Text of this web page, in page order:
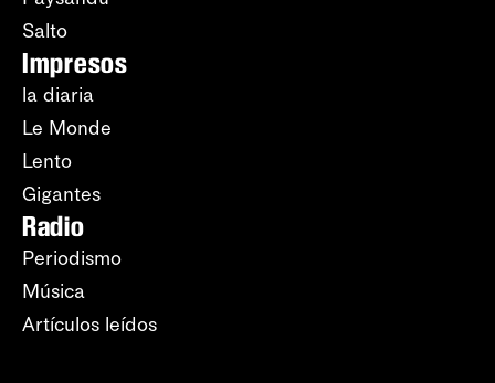
Salto
Impresos
la diaria
Le Monde
Lento
Gigantes
Radio
Periodismo
Música
Artículos leídos